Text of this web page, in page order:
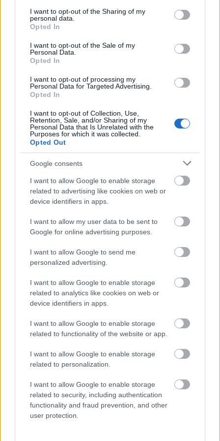
not limited to your visit or usage behaviour. You may click to
grant or deny consent to Google and its third-party tags to
use your data for below specified purposes in below Google
consent section.
I want to opt-out of the Sharing of my
personal data.
Opted In
I want to opt-out of the Sale of my
Personal Data.
Opted In
I want to opt-out of processing my
Personal Data for Targeted Advertising.
Opted In
I want to opt-out of Collection, Use,
Retention, Sale, and/or Sharing of my
Personal Data that Is Unrelated with the
Purposes for which it was collected.
Opted Out
Google consents
I want to allow Google to enable storage
related to advertising like cookies on web or
device identifiers in apps.
I want to allow my user data to be sent to
Google for online advertising purposes.
I want to allow Google to send me
personalized advertising.
I want to allow Google to enable storage
related to analytics like cookies on web or
device identifiers in apps.
I want to allow Google to enable storage
related to functionality of the website or app.
I want to allow Google to enable storage
related to personalization.
I want to allow Google to enable storage
related to security, including authentication
functionality and fraud prevention, and other
user protection.
A Merlin angol nyelvű bemutatója
Április
Továbbra is műsoron:
A Merlin angol nyelvű előadása
Scallabouche Társulatangol nyelvű előadási
Zenekatasztrófa, Hólyagcirkusz, Keserű bolondok,
Bohócbiblia, Csődcsicsergő
Hólyagcirkusz Társulat
A korábbi évek hagyományához hasonlóan a Merlin
a különböző nagyszabású budapesti fesztiválok
Fesztivál,Budapest Fringe Fesztivál
Vidéki
Színházak Találkozója) egyik legaktívabb
A Merlint alakulása óta jellemzi egyfajta "európai
gondolkodás". Ennek fényében továbbra is
meghatározó szerepet kap az Merlin részeként
működő Európai Uniós Tájékoztatási és Kulturális
Központ, mely lehetőséget ad különböző EU-s
kulturális és politikai események megrendezésére,
valamint viták, és eszmecserék lebonyolítására.
Ebben az évadban ismét megrendezésre kerülnek az
Európai Bizottság Magyarországi Képviseletével
közösen szervezett "Jourfixe" beszélgetések, melyek
különböző európai kérdéseket, problémákat járnak
körül neves szakértők, közéleti személyiségek